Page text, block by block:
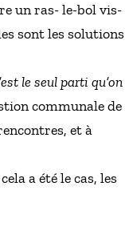
un ras- le-bol vis-
sont les solutions
le seul parti qu’on
communale de
et à
a été le cas, les